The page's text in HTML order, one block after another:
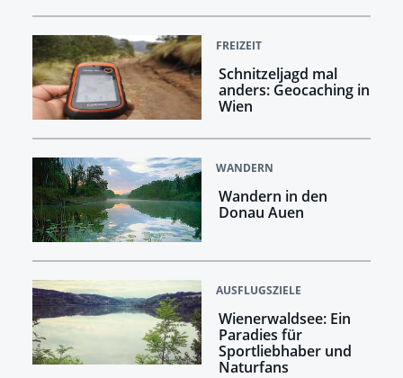
FREIZEIT
Schnitzeljagd mal
anders: Geocaching in
Wien
WANDERN
Wandern in den
Donau Auen
AUSFLUGSZIELE
Wienerwaldsee: Ein
Paradies für
Sportliebhaber und
Naturfans